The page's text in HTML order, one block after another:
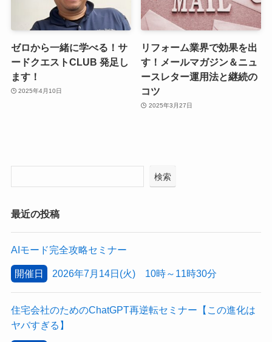
ゼロから一緒に学べる！サ
ードクエストCLUB 発足し
ます！
2025年4月10日
リフォーム業界で効果を出
す！メールマガジン＆ニュ
ースレター運用法と継続の
コツ
2025年3月27日
検索
最近の投稿
AIモード完全攻略セミナー
開催日 2026年7月14日(火) 10時～11時30分
住宅会社のためのChatGPT再逆転セミナー【この進化は
ヤバすぎる】